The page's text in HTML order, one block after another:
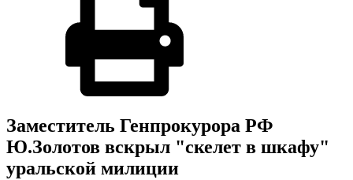
Заместитель Генпрокурора РФ
Ю.Золотов вскрыл "скелет в шкафу"
уральской милиции